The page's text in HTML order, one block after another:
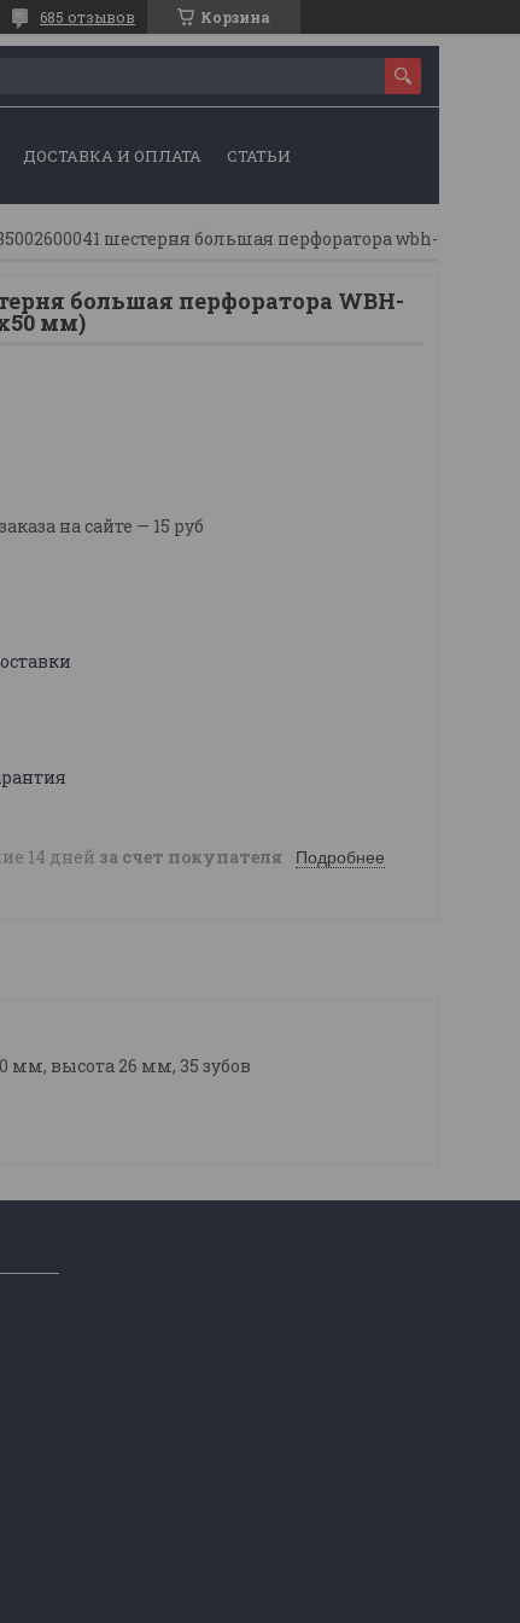
Корзина
685 отзывов
ДОСТАВКА И ОПЛАТА СТАТЬИ
большая перфоратора WBH-
мм)
на сайте — 15 руб
14 дней за счет покупателя Подробнее
мм, высота 26 мм, 35 зубов